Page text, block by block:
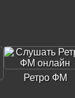
Ретро ФМ